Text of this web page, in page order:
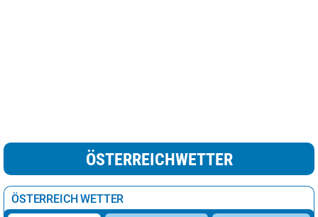
ÖSTERREICHWETTER
ÖSTERREICH WETTER